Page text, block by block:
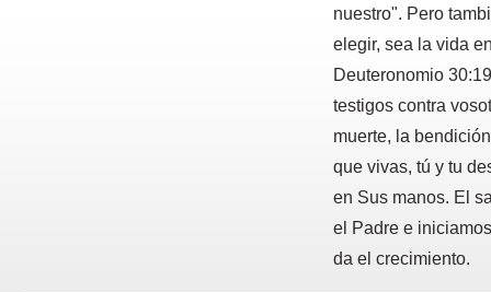
nuestro". Pero
elegir, sea la vida
Deuteronomio
testigos contra
muerte, la
que vivas, tú y tu
en Sus manos. El
el Padre e
da el crecimiento.